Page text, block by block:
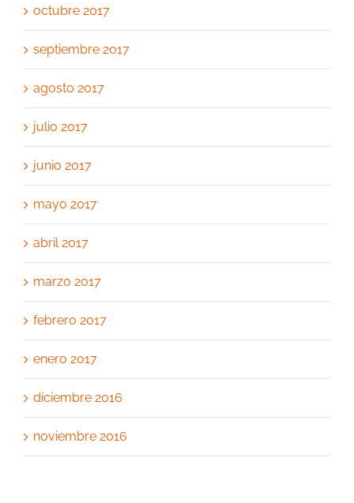
octubre 2017
septiembre 2017
agosto 2017
julio 2017
junio 2017
mayo 2017
abril 2017
marzo 2017
febrero 2017
enero 2017
diciembre 2016
noviembre 2016